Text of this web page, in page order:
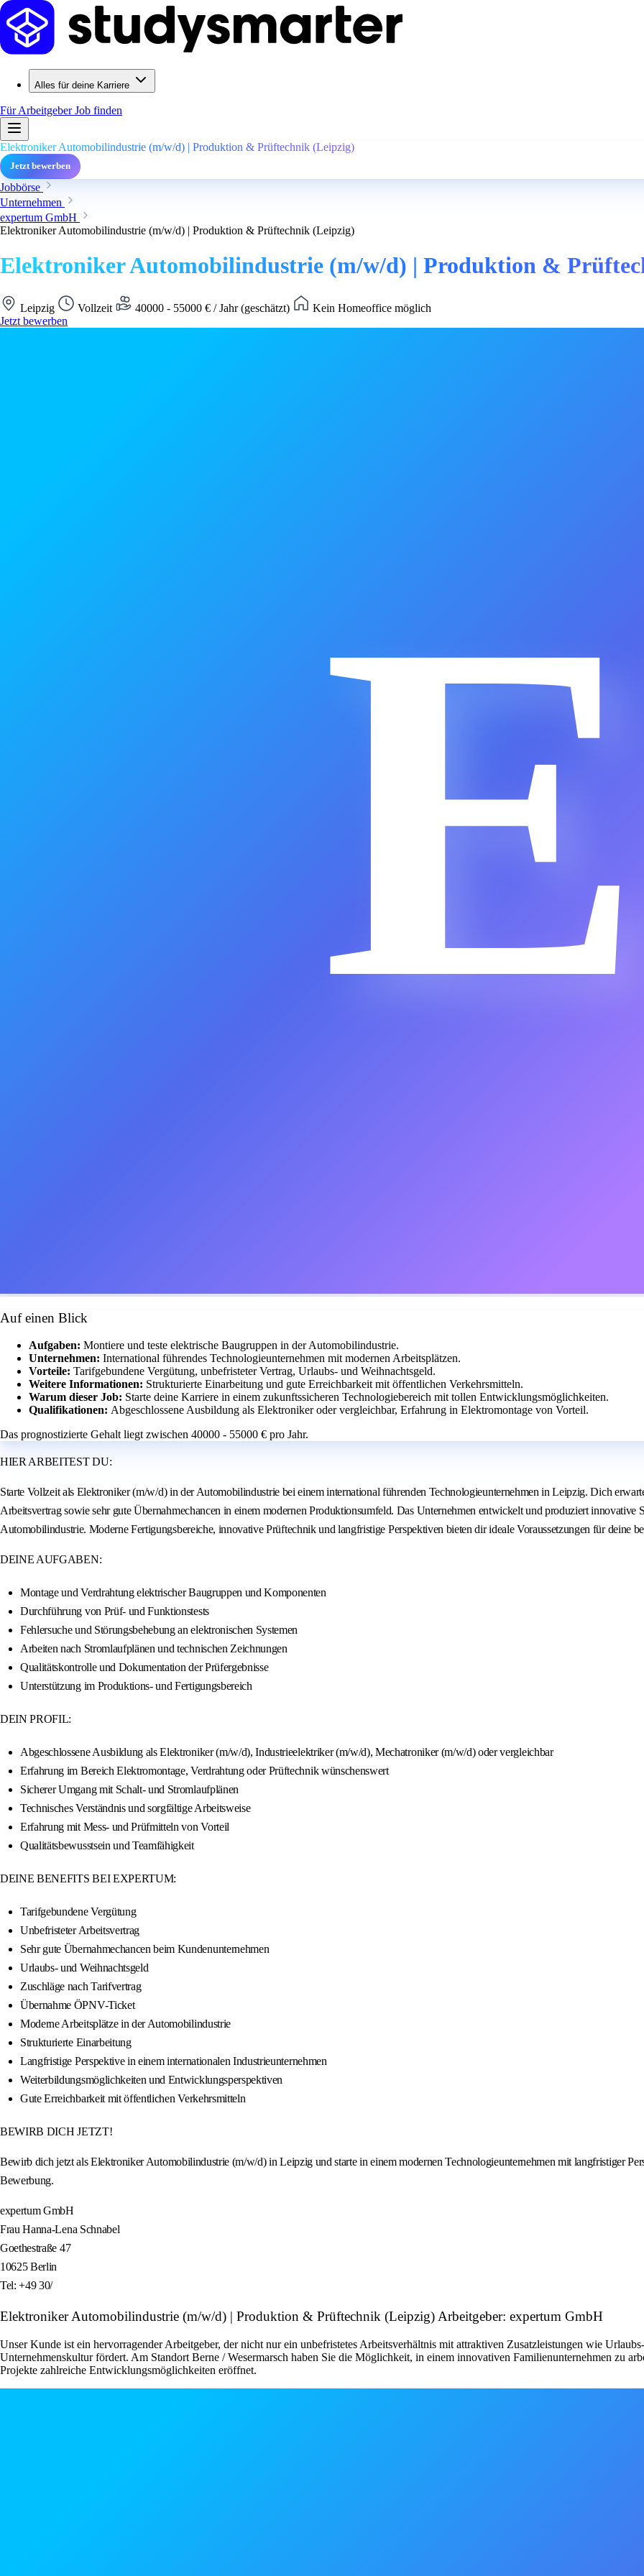
Alles für deine Karriere
Für ArbeitgeberJob finden
Elektroniker Automobilindustrie (m/w/d) | Produktion & Prüftechnik (Leipzig)
Jetzt bewerben
Jobbörse
Unternehmen
expertum GmbH
Elektroniker Automobilindustrie (m/w/d) | Produktion & Prüftechnik (Leipzig)
Elektroniker Automobilindustrie (m/w/d) | Produktion &
Leipzig Vollzeit 40000 - 55000 € / Jahr (geschätzt)
Kein Homeoffice möglich
Jetzt bewerben
E
Auf einen Blick
Aufgaben: Montiere und teste elektrische Baugruppen in der Automobilindustrie.
Unternehmen: International führendes Technologieunternehmen mit modernen Arbeitsplätzen.
Vorteile: Tarifgebundene Vergütung, unbefristeter Vertrag, Urlaubs- und Weihnachtsgeld.
Weitere Informationen: Strukturierte Einarbeitung und gute Erreichbarkeit mit öffentlichen Verkehrsmitteln.
Warum dieser Job: Starte deine Karriere in einem zukunftssicheren Technologiebereich mit tollen Entwicklungsmöglichkeiten.
Qualifikationen: Abgeschlossene Ausbildung als Elektroniker oder vergleichbar, Erfahrung in Elektromontage von Vorteil.
Das prognostizierte Gehalt liegt zwischen 40000 - 55000 € pro Jahr.
HIER ARBEITEST DU:
Starte Vollzeit als Elektroniker (m/w/d) in der Automobilindustrie bei einem international führenden Technologieunternehmen in Leipzig. Dich
Arbeitsvertrag sowie sehr gute Übernahmechancen in einem modernen Produktionsumfeld. Das Unternehmen entwickelt und produziert
Automobilindustrie. Moderne Fertigungsbereiche, innovative Prüftechnik und langfristige Perspektiven bieten dir ideale Voraussetzungen für deine
DEINE AUFGABEN:
Montage und Verdrahtung elektrischer Baugruppen und Komponenten
Durchführung von Prüf- und Funktionstests
Fehlersuche und Störungsbehebung an elektronischen Systemen
Arbeiten nach Stromlaufplänen und technischen Zeichnungen
Qualitätskontrolle und Dokumentation der Prüfergebnisse
Unterstützung im Produktions- und Fertigungsbereich
DEIN PROFIL:
Abgeschlossene Ausbildung als Elektroniker (m/w/d), Industrieelektriker (m/w/d), Mechatroniker (m/w/d) oder vergleichbar
Erfahrung im Bereich Elektromontage, Verdrahtung oder Prüftechnik wünschenswert
Sicherer Umgang mit Schalt- und Stromlaufplänen
Technisches Verständnis und sorgfältige Arbeitsweise
Erfahrung mit Mess- und Prüfmitteln von Vorteil
Qualitätsbewusstsein und Teamfähigkeit
DEINE BENEFITS BEI EXPERTUM:
Tarifgebundene Vergütung
Unbefristeter Arbeitsvertrag
Sehr gute Übernahmechancen beim Kundenunternehmen
Urlaubs- und Weihnachtsgeld
Zuschläge nach Tarifvertrag
Übernahme ÖPNV-Ticket
Moderne Arbeitsplätze in der Automobilindustrie
Strukturierte Einarbeitung
Langfristige Perspektive in einem internationalen Industrieunternehmen
Weiterbildungsmöglichkeiten und Entwicklungsperspektiven
Gute Erreichbarkeit mit öffentlichen Verkehrsmitteln
BEWIRB DICH JETZT!
Bewirb dich jetzt als Elektroniker Automobilindustrie (m/w/d) in Leipzig und starte in einem modernen Technologieunternehmen mit langfristiger
Bewerbung.
expertum GmbH
Frau Hanna-Lena Schnabel
Goethestraße 47
10625 Berlin
Tel: +49 30/
Elektroniker Automobilindustrie (m/w/d) | Produktion & Prüftechnik (Leipzig) Arbeitgeber: expertum GmbH
Unser Kunde ist ein hervorragender Arbeitgeber, der nicht nur ein unbefristetes Arbeitsverhältnis mit attraktiven Zusatzleistungen wie
Unternehmenskultur fördert. Am Standort Berne / Wesermarsch haben Sie die Möglichkeit, in einem innovativen Familienunternehmen zu
Projekte zahlreiche Entwicklungsmöglichkeiten eröffnet.